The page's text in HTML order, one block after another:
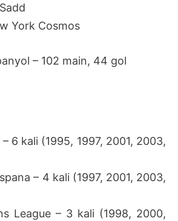
York Cosmos
– 102 main, 44 gol
6 kali (1995, 1997, 2001, 2003,
– 4 kali (1997, 2001, 2003,
League – 3 kali (1998, 2000,